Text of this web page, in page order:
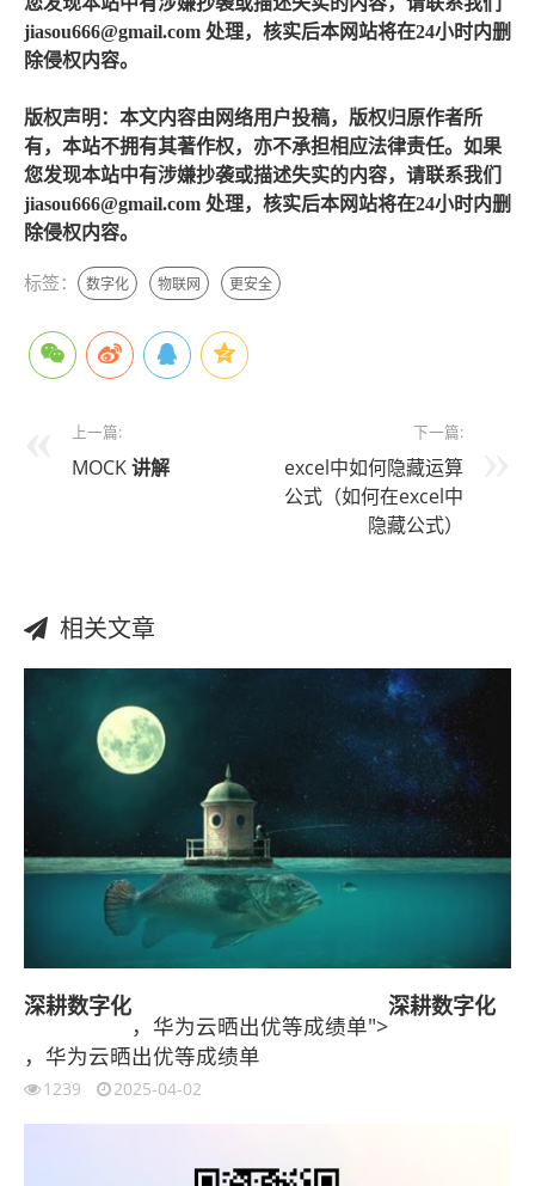
jiasou666@gmail.com 处理，核实后本网站将在24小时内删
除侵权内容。
版权声明：本文内容由网络用户投稿，版权归原作者所
有，本站不拥有其著作权，亦不承担相应法律责任。如果
您发现本站中有涉嫌抄袭或描述失实的内容，请联系我们
jiasou666@gmail.com 处理，核实后本网站将在24小时内删
除侵权内容。
标签： 数字化 物联网 更安全
上一篇:
MOCK讲解
下一篇:
excel中如何隐藏运算
公式（如何在excel中
隐藏公式）
相关文章
深耕数字化
，华为云晒出优等成绩单">
深耕数字化
，华为云晒出优等成绩单
1239 2025-04-02